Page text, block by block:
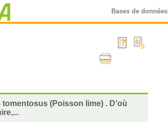
Bases de données
(Poisson lime) . D'où